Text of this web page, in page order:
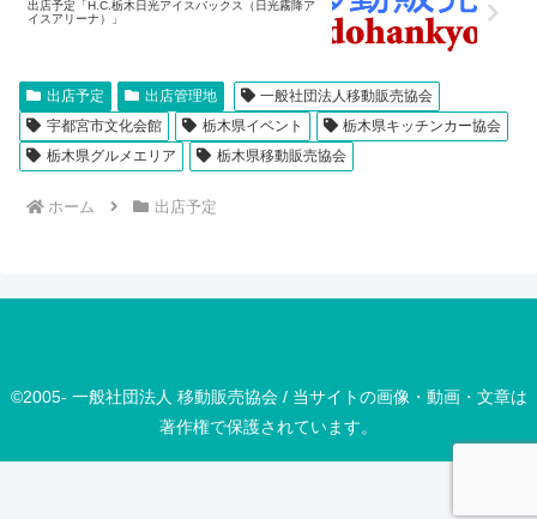
出店予定「H.C.栃木日光アイスバックス（日光霧降ア
イスアリーナ）」
出店予定 出店管理地
一般社団法人移動販売協会
宇都宮市文化会館
栃木県イベント
栃木県キッチンカー協会
栃木県グルメエリア
栃木県移動販売協会
ホーム 出店予定
©2005- 一般社団法人 移動販売協会 / 当サイトの画像・動画・文章は
著作権で保護されています。